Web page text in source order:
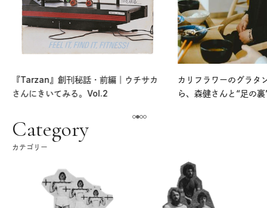
『Tarzan』創刊秘話・前編｜ウチサカ
さんにきいてみる。Vol.2
カリフラワーのグラタ
ら、森健さんと“足の
Category
カテゴリー